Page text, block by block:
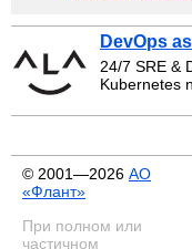
DevOps
24/7 SRE &
Kubernetes
© 2001—2026 АО
«Флант»
При полном или
частичном